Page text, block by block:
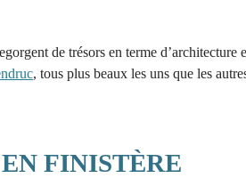
de trésors en terme
, tous plus beaux les uns que les
FINISTÈRE